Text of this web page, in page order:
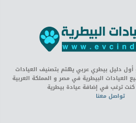
أول دليل بيطري عربي يهتم بتصنيف العيادات
العيادات البيطرية في مصر و المملكة العربية
كنت ترغب في إضافة عيادة بيطرية
تواصل معنا